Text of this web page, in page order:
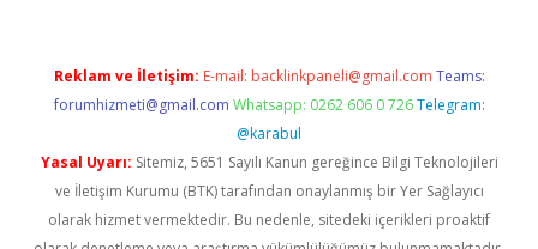
Reklam ve İletişim: E-mail: backlinkpaneli@gmail.com Teams:
forumhizmeti@gmail.com Whatsapp: 0262 606 0 726 Telegram:
@karabul
Yasal Uyarı: Sitemiz, 5651 Sayılı Kanun gereğince Bilgi Teknolojileri
ve İletişim Kurumu (BTK) tarafından onaylanmış bir Yer Sağlayıcı
olarak hizmet vermektedir. Bu nedenle, sitedeki içerikleri proaktif